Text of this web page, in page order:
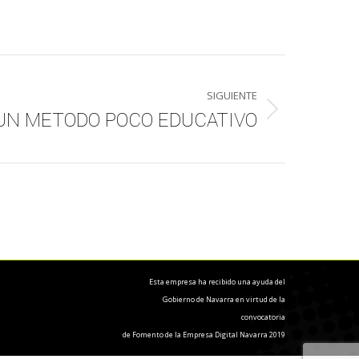
SIGUIENTE
METODO POCO EDUCATIVO
Esta empresa ha recibido una ayuda del
Gobierno de Navarra en virtud de la
convocatoria
de Fomento de la Empresa Digital Navarra 2019